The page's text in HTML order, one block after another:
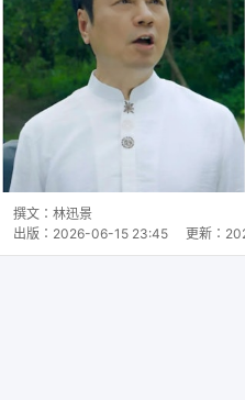
撰文： 林迅景
出版： 2026-06-15 23:45 更新：